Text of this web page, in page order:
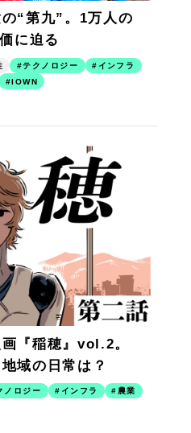
“第九”。1万人の
に迫る
テクノロジー
インフラ
IOWN
『稲穂』vol.2。
域の日常は？
ノロジー インフラ
農業